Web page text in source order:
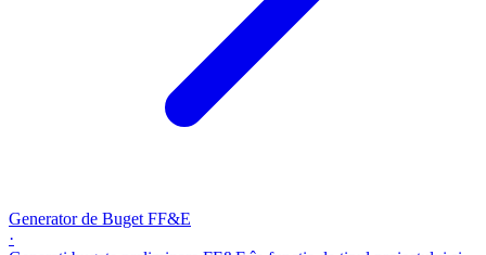
Generator de Buget FF&E
·